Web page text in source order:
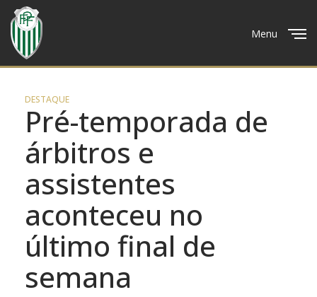
Menu
DESTAQUE
Pré-temporada de
árbitros e
assistentes
aconteceu no
último final de
semana